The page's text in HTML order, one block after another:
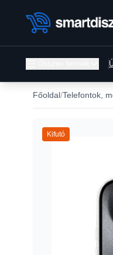
Főoldal Telefontok,
Kifutó